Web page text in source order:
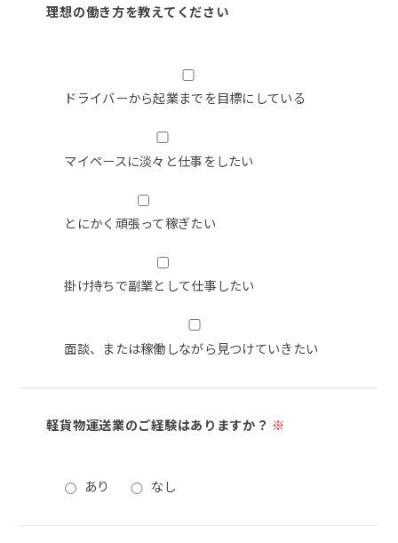
理想の働き方を教えてください
ドライバーから起業までを目標にしている
マイペースに淡々と仕事をしたい
とにかく頑張って稼ぎたい
掛け持ちで副業として仕事したい
面談、または稼働しながら見つけていきたい
軽貨物運送業のご経験はありますか？ ※
あり なし